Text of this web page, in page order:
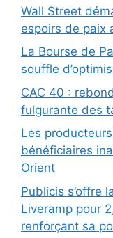
Wall Street
espoirs de paix
La Bourse de
souffle
CAC 40 :
fulgurante des
Les
bénéficiaires
Orient
Publicis s’offre
Liveramp pour
renforçant sa